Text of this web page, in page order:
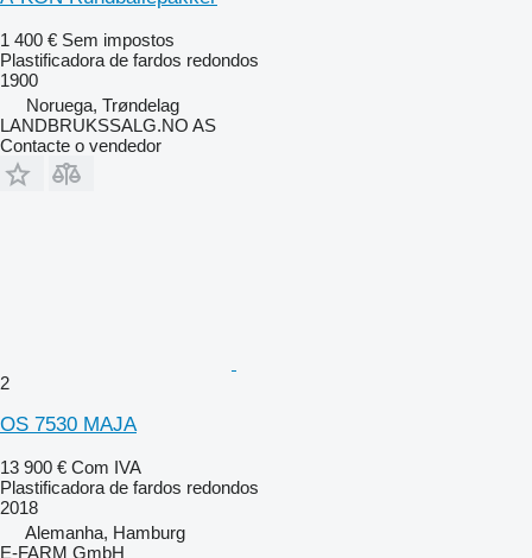
1 400 € Sem impostos
Plastificadora de fardos redondos
1900
Noruega, Trøndelag
LANDBRUKSSALG.NO AS
Contacte o vendedor
2
OS 7530 MAJA
13 900 € Com IVA
Plastificadora de fardos redondos
2018
Alemanha, Hamburg
E-FARM GmbH